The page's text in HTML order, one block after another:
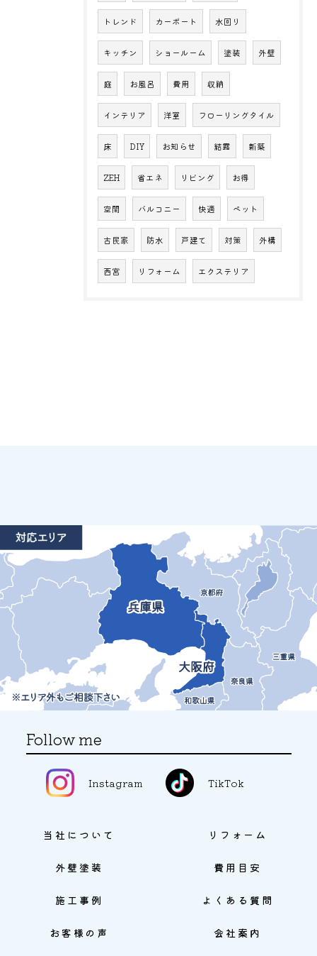
トレンド カーポート 水回り
キッチン ショールーム 塗装 外壁
庭 お風呂 費用 収納
インテリア 洋室 フローリングタイル
床 DIY お知らせ 結露 新築
ZEH 省エネ リビング お得
空間 バルコニー 快適 ペット
古民家 防水 戸建て 対策 外構
西宮 リフォーム エクステリア
Follow me
Instagram TikTok
当社について リフォーム
外壁塗装 費用目安
施工事例 よくある質問
お客様の声 会社案内